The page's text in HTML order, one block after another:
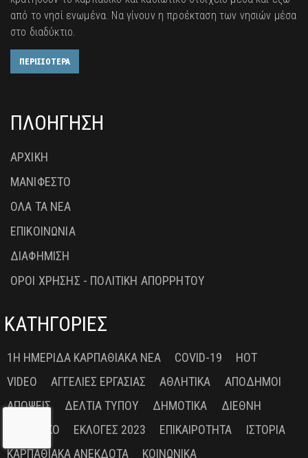
από το νησί ενωμένα. Να γίνουν η προέκταση των νησιών μέσα
στο διαδύκτιο.
ΠΕΡΙΣΣΟΤΕΡΑ
ΠΛΟΗΓΗΣΗ
ΑΡΧΙΚΗ
ΜΑΝΙΦΕΣΤΟ
ΟΛΑ ΤΑ ΝΕΑ
ΕΠΙΚΟΙΝΩΝΙΑ
ΔΙΑΦΗΜΙΣΗ
ΟΡΟΙ ΧΡΗΣΗΣ - ΠΟΛΙΤΙΚΗ ΑΠΟΡΡΗΤΟΥ
ΚΑΤΗΓΟΡΙΕΣ
1Η ΗΜΕΡΊΔΑ ΚΑΡΠΑΘΙΑΚΆ ΝΈΑ COVID-19
HOT
VIDEO
ΑΓΓΕΛΊΕΣ ΕΡΓΑΣΊΑΣ ΑΘΛΗΤΙΚΆ
ΑΠΌΔΗΜΟΙ
ΑΠΌΨΕΙΣ
ΔΕΛΤΊΑ ΤΎΠΟΥ ΔΗΜΟΤΙΚΆ
ΔΙΕΘΝΉ
ΔΙΚΑΣΤΙΚΌ
ΕΚΛΟΓΈΣ 2023 ΕΠΙΚΑΙΡΌΤΗΤΑ
ΙΣΤΟΡΊΑ
ΚΑΡΠΑΘΙΑΚΆ ΑΝΈΚΔΟΤΑ
ΚΟΙΝΩΝΙΚΆ